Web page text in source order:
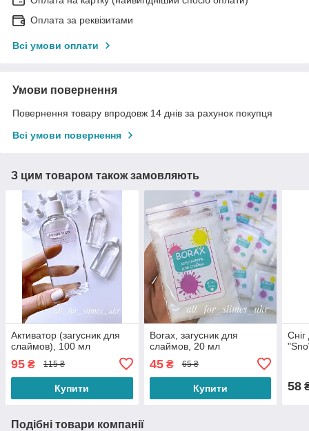
Оплата за реквізитами
Всі умови оплати
Умови повернення
Повернення товару впродовж 14 днів за рахунок покупця
Всі умови повернення
З цим товаром також замовляють
Активатор (загусник для
слаймов), 100 мл
95 ₴ 115 ₴
Купити
Borax, загусник для
слаймов, 20 мл
45₴ 65 ₴
Купити 58
Подібні товари компанії